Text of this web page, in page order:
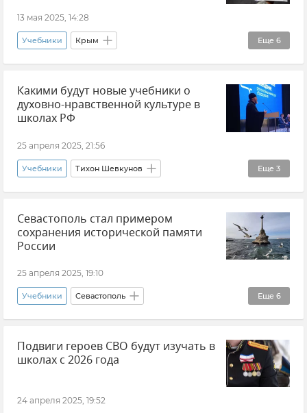
13 мая 2025, 14:28
Еще 6
Учебники Крым
Образование в Крыму и Севастополе
Минобраз Крыма Валентина Лаврик
Новости Крыма
Какими будут новые учебники о
духовно-нравственной культуре в
школах РФ
25 апреля 2025, 21:56
Еще 3
Учебники Тихон Шевкунов
Образование в России Общество
Мнения
Севастополь стал примером
сохранения исторической памяти
России
25 апреля 2025, 19:10
Еще 6
Учебники Севастополь
Михаил Развожаев Мнения История
Россия
Подвиги героев СВО будут изучать в
школах с 2026 года
24 апреля 2025, 19:52